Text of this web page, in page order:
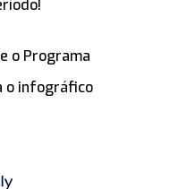
o Programa
o infográfico